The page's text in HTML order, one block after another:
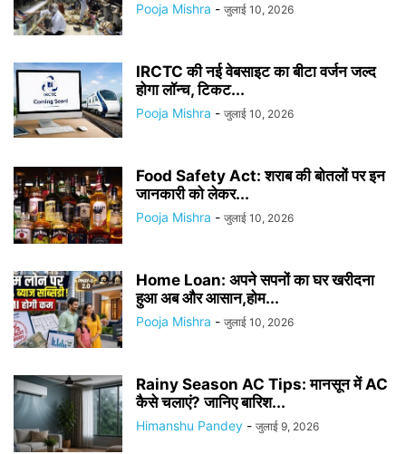
Pooja Mishra - जुलाई 10, 2026
IRCTC की नई वेबसाइट का बीटा वर्जन जल्द
होगा लॉन्च, टिकट...
Pooja Mishra - जुलाई 10, 2026
Food Safety Act: शराब की बोतलों पर इन
जानकारी को लेकर...
Pooja Mishra - जुलाई 10, 2026
Home Loan: अपने सपनों का घर खरीदना
हुआ अब और आसान,होम...
Pooja Mishra - जुलाई 10, 2026
Rainy Season AC Tips: मानसून में AC
कैसे चलाएं? जानिए बारिश...
Himanshu Pandey - जुलाई 9, 2026